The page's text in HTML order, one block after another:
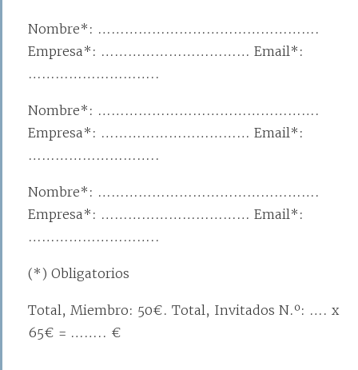
Nombre*: ………………………………………….
Empresa*: …………………………… Email*:
………………………..
Nombre*: ………………………………………….
Empresa*: …………………………… Email*:
………………………..
Nombre*: ………………………………………….
Empresa*: …………………………… Email*:
………………………..
(*) Obligatorios
Total, Miembro: 50€. Total, Invitados N.º: …. x
65€ = …….. €